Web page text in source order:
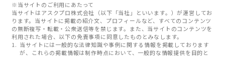
※当サイトのご利用にあたって
当サイトはアスクプロ株式会社（以下「当社」といいます。）が運営してお
ります。当サイトに掲載の紹介文、プロフィールなど、すべてのコンテンツ
の無断複写・転載・公衆送信等を禁じます。また、当サイトのコンテンツを
利用された場合、以下の免責事項に同意したものとみなします。
当サイトには一般的な法律知識や事例に関する情報を掲載しております
が、これらの掲載情報は制作時点において、一般的な情報提供を目的と